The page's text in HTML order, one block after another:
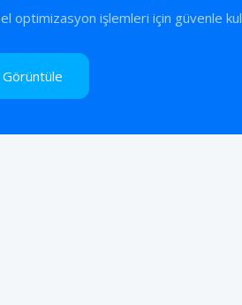
optimizasyon işlemleri için güvenle
Görüntüle